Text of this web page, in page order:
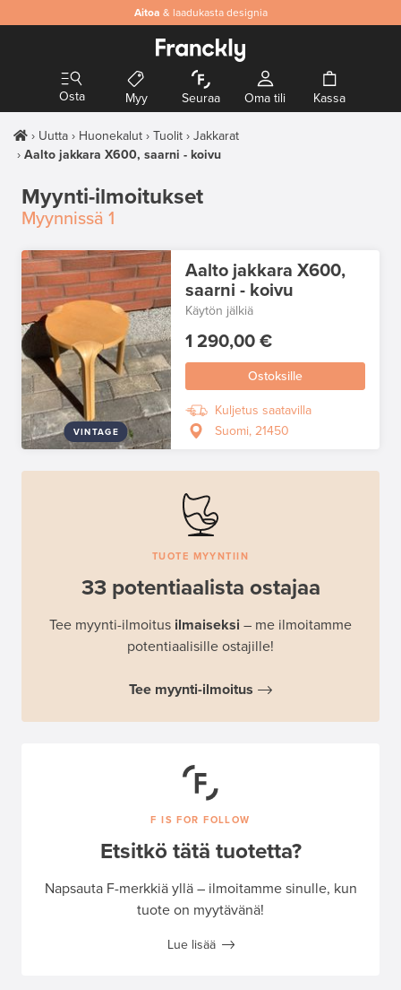
Aitoa & laadukasta designia
Osta Myy Seuraa Oma tili Kassa
Uutta Huonekalut Tuolit
Jakkarat
Aalto jakkara X600, saarni - koivu
Myynti-ilmoitukset
Myynnissä 1
VINTAGE
Aalto jakkara X600,
saarni - koivu
Käytön jälkiä
1 290,00 €
Ostoksille
Kuljetus saatavilla
Suomi, 21450
TUOTE MYYNTIIN
33 potentiaalista ostajaa
Tee myynti-ilmoitus ilmaiseksi – me ilmoitamme
potentiaalisille ostajille!
Tee myynti-ilmoitus
F IS FOR FOLLOW
Etsitkö tätä tuotetta?
Napsauta F-merkkiä yllä – ilmoitamme sinulle, kun
tuote on myytävänä!
Lue lisää